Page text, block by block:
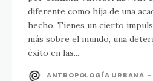
diferente como hija de una
hecho. Tienes un cierto
más sobre el mundo, una
éxito en las...
ANTROPOLOGÍA URBANA -